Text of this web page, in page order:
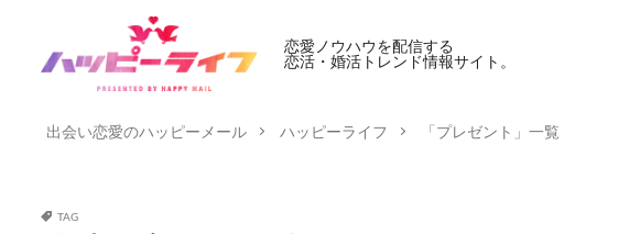
恋愛ノウハウを配信する
恋活・婚活トレンド情報サイト。
出会い恋愛のハッピーメール ハッピーライフ 「プレゼント」一覧
TAG